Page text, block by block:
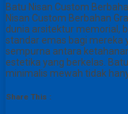
Batu Nisan Custom
Nisan Custom Berbahan
dunia arsitektur memorial,
standar emas bagi mereka
sempurna antara
estetika yang berkelas.
minimalis mewah tidak
Share This :